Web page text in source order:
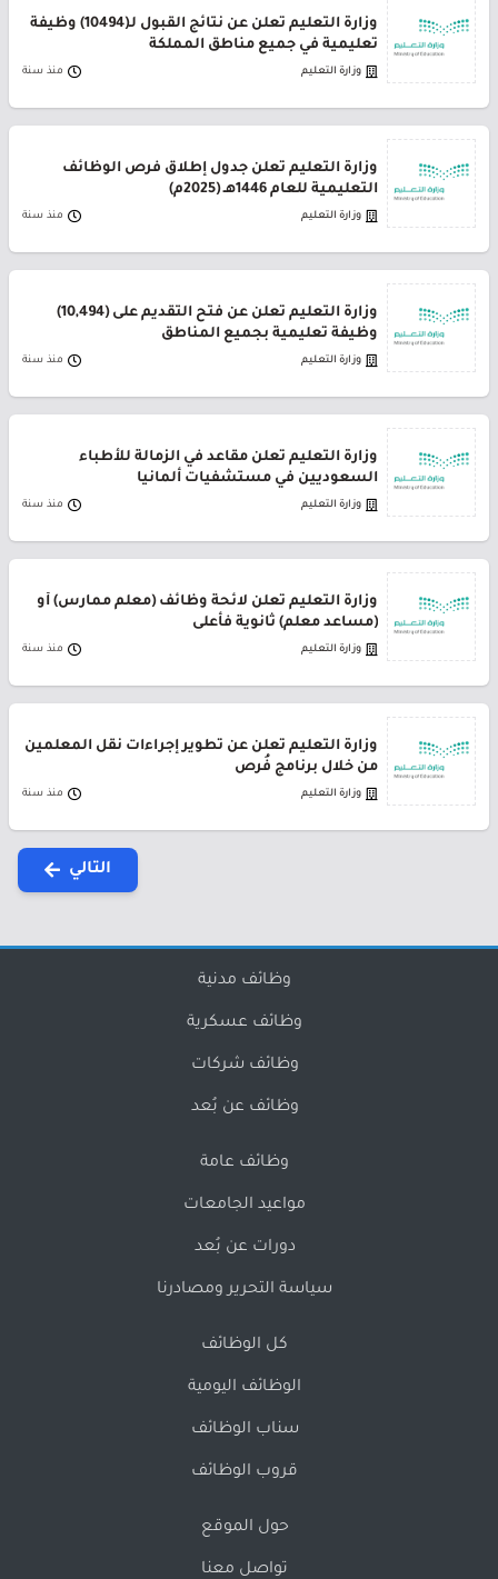
وزارة التعليم تعلن عن نتائج القبول لـ(10494) وظيفة
تعليمية في جميع مناطق المملكة
وزارة التعليم منذ سنة
وزارة التعليم تعلن جدول إطلاق فرص الوظائف
التعليمية للعام 1446هـ (2025م)
وزارة التعليم منذ سنة
وزارة التعليم تعلن عن فتح التقديم على (10,494)
وظيفة تعليمية بجميع المناطق
وزارة التعليم منذ سنة
وزارة التعليم تُعلن مقاعد في الزمالة للأطباء
السعوديين في مستشفيات ألمانيا
وزارة التعليم منذ سنة
وزارة التعليم تعلن لائحة وظائف (معلم ممارس) أو
(مساعد معلم) ثانوية فأعلى
وزارة التعليم منذ سنة
وزارة التعليم تُعلن عن تطوير إجراءات نقل المعلمين
من خلال برنامج فُرص
وزارة التعليم منذ سنة
التالي
وظائف مدنية
وظائف عسكرية
وظائف شركات
وظائف عن بُعد
وظائف عامة
مواعيد الجامعات
دورات عن بُعد
سياسة التحرير ومصادرنا
كل الوظائف
الوظائف اليومية
سناب الوظائف
قروب الوظائف
حول الموقع
تواصل معنا